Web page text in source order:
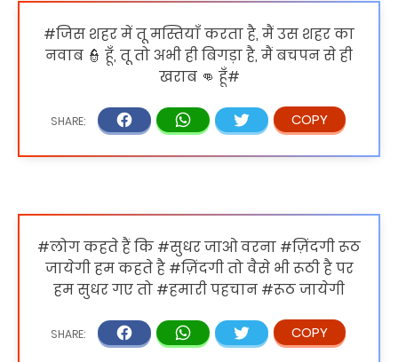
#जिस शहर में तू मस्तियाँ करता है, मैं उस शहर का
नवाब 👮 हूँ, तू तो अभी ही बिगड़ा है, मैं बचपन से ही
खराब 👊 हूँ#
#लोग कहते हैं कि #सुधर जाओ वरना #ज़िंदगी रूठ
जायेगी हम कहते है #ज़िंदगी तो वैसे भी रूठी है पर
हम सुधर गए तो #हमारी पहचान #रूठ जायेगी